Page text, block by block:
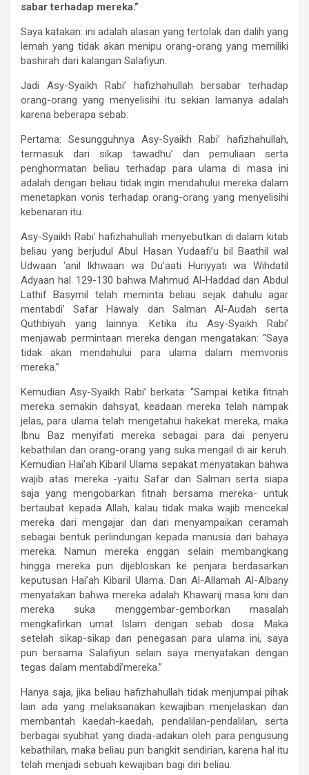
sabar terhadap mereka.”
Saya katakan: ini adalah alasan yang tertolak dan dalih yang
lemah yang tidak akan menipu orang-orang yang memiliki
bashirah dari kalangan Salafiyun.
Jadi Asy-Syaikh Rabi’ hafizhahullah bersabar terhadap
orang-orang yang menyelisihi itu sekian lamanya adalah
karena beberapa sebab:
Pertama: Sesungguhnya Asy-Syaikh Rabi’ hafizhahullah,
termasuk dari sikap tawadhu’ dan pemuliaan serta
penghormatan beliau terhadap para ulama di masa ini
adalah dengan beliau tidak ingin mendahului mereka dalam
menetapkan vonis terhadap orang-orang yang menyelisihi
kebenaran itu.
Asy-Syaikh Rabi’ hafizhahullah menyebutkan di dalam kitab
beliau yang berjudul Abul Hasan Yudaafi’u bil Baathil wal
Udwaan ‘anil Ikhwaan wa Du’aati Huriyyati wa Wihdatil
Adyaan hal. 129-130 bahwa Mahmud Al-Haddad dan Abdul
Lathif Basymil telah meminta beliau sejak dahulu agar
mentabdi’ Safar Hawaly dan Salman Al-Audah serta
Quthbiyah yang lainnya. Ketika itu Asy-Syaikh Rabi’
menjawab permintaan mereka dengan mengatakan: “Saya
tidak akan mendahului para ulama dalam memvonis
mereka.”
Kemudian Asy-Syaikh Rabi’ berkata: “Sampai ketika fitnah
mereka semakin dahsyat, keadaan mereka telah nampak
jelas, para ulama telah mengetahui hakekat mereka, maka
Ibnu Baz menyifati mereka sebagai para dai penyeru
kebathilan dan orang-orang yang suka mengail di air keruh.
Kemudian Hai’ah Kibaril Ulama sepakat menyatakan bahwa
wajib atas mereka -yaitu Safar dan Salman serta siapa
saja yang mengobarkan fitnah bersama mereka- untuk
bertaubat kepada Allah, kalau tidak maka wajib mencekal
mereka dari mengajar dan dari menyampaikan ceramah
sebagai bentuk perlindungan kepada manusia dari bahaya
mereka. Namun mereka enggan selain membangkang
hingga mereka pun dijebloskan ke penjara berdasarkan
keputusan Hai’ah Kibaril Ulama. Dan Al-Allamah Al-Albany
menyatakan bahwa mereka adalah Khawarij masa kini dan
mereka suka menggembar-gemborkan masalah
mengkafirkan umat Islam dengan sebab dosa. Maka
setelah sikap-sikap dan penegasan para ulama ini, saya
pun bersama Salafiyun selain saya menyatakan dengan
tegas dalam mentabdi’mereka.”
Hanya saja, jika beliau hafizhahullah tidak menjumpai pihak
lain ada yang melaksanakan kewajiban menjelaskan dan
membantah kaedah-kaedah, pendalilan-pendalilan, serta
berbagai syubhat yang diada-adakan oleh para pengusung
kebathilan, maka beliau pun bangkit sendirian, karena hal itu
telah menjadi sebuah kewajiban bagi diri beliau.